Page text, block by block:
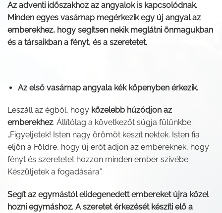
Az adventi időszakhoz az angyalok is kapcsolódnak.
Minden egyes vasárnap megérkezik egy új angyal az
emberekhez, hogy segítsen nekik meglátni önmagukban
és a társaikban a fényt, és a szeretetet.
Az első vasárnap angyala kék köpenyben érkezik.
Leszáll az égből, hogy közelebb húzódjon az
emberekhez. Állítólag a következőt súgja fülünkbe:
„Figyeljetek! Isten nagy örömöt készít nektek. Isten fia
eljön a Földre, hogy új erőt adjon az embereknek, hogy
fényt és szeretetet hozzon minden ember szívébe.
Készüljetek a fogadására”.
Segít az egymástól elidegenedett embereket újra közel
hozni egymáshoz. A szeretet érkezését készíti elő a